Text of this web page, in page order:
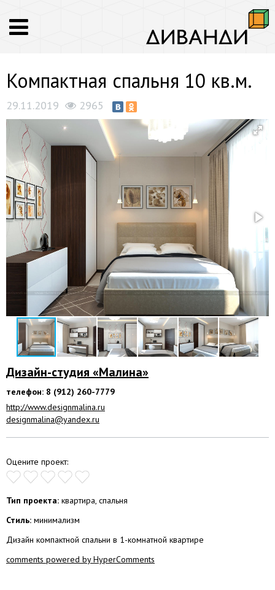
Компактная спальня 10 кв.м.
29.11.2019 2965
Дизайн-студия «Малина»
телефон: 8 (912) 260-7779
http://www.designmalina.ru
designmalina@yandex.ru
Оцените проект:
Тип проекта: квартира, спальня
Стиль: минимализм
Дизайн компактной спальни в 1-комнатной квартире
comments powered by HyperComments